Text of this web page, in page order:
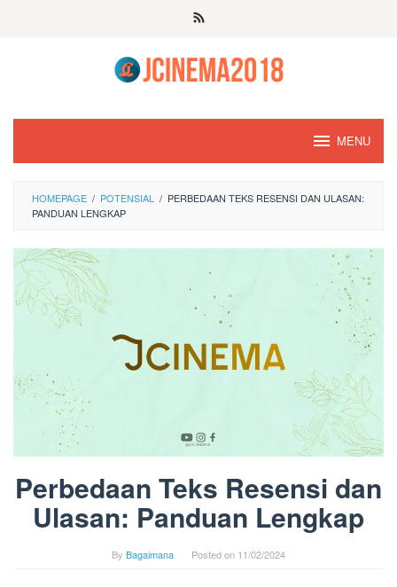
MENU
HOMEPAGE / POTENSIAL / PERBEDAAN TEKS RESENSI DAN ULASAN:
PANDUAN LENGKAP
Perbedaan Teks Resensi dan
Ulasan: Panduan Lengkap
By Bagaimana Posted on 11/02/2024